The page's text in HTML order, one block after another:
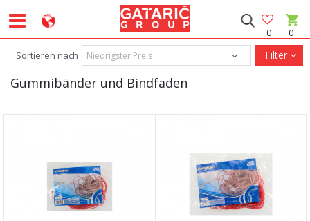
0
0
Gummibänder und Bindfaden
Sortieren nach Filter